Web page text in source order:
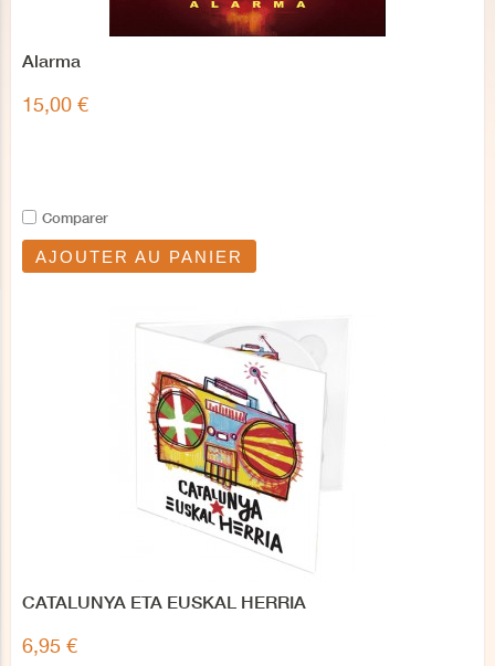
Alarma
15,00 €
Comparer
AJOUTER AU PANIER
CATALUNYA ETA EUSKAL HERRIA
6,95 €